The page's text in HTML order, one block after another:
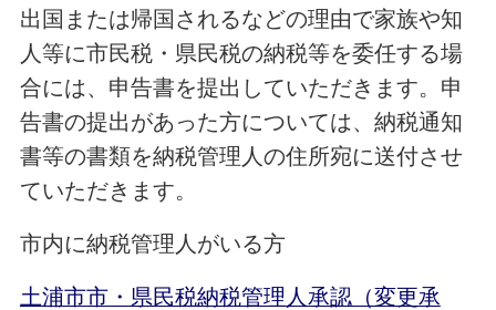
出国または帰国されるなどの理由で家族や知
人等に市民税・県民税の納税等を委任する場
合には、申告書を提出していただきます。申
告書の提出があった方については、納税通知
書等の書類を納税管理人の住所宛に送付させ
ていただきます。
市内に納税管理人がいる方
土浦市市・県民税納税管理人承認（変更承